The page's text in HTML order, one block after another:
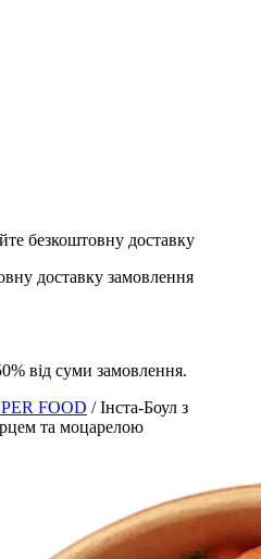
безкоштовну доставку
доставку замовлення
від суми замовлення.
FOOD / Інста-Боул з
та моцарелою